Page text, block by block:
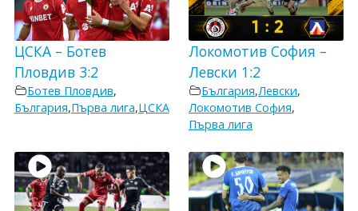
ЦСКА – Ботев
Пловдив 3:2
Ботев Пловдив,
България,Първа лига,ЦСКА
Локомотив София –
Левски 1:2
България,Левски,
Локомотив София,
Първа лига